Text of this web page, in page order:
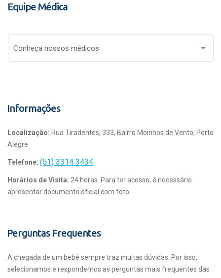
Equipe Médica
Conheça nossos médicos
Informações
Localização: Rua Tiradentes, 333, Bairro Moinhos de Vento, Porto
Alegre
Telefone: (51) 3314 3434
Horários de Visita: 24 horas. Para ter acesso, é necessário
apresentar documento oficial com foto.
Perguntas Frequentes
A chegada de um bebê sempre traz muitas dúvidas. Por isso,
selecionamos e respondemos as perguntas mais frequentes das